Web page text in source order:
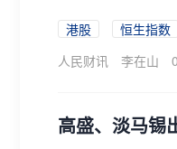
港股 恒生指数
人民财讯
李在山
高盛、淡马锡